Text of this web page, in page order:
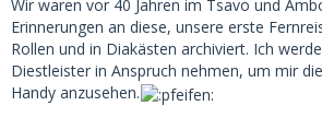
Wir waren vor 40 Jahren im Tsavo und
Erinnerungen an diese, unsere erste
Rollen und in Diakästen archiviert. Ich
Diestleister in Anspruch nehmen, um mir
Handy anzusehen.